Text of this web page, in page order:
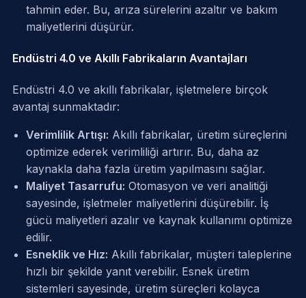
tahmin eder. Bu, arıza sürelerini azaltır ve bakım
maliyetlerini düşürür.
Endüstri 4.0 ve Akıllı Fabrikaların Avantajları
Endüstri 4.0 ve akıllı fabrikalar, işletmelere birçok
avantaj sunmaktadır:
Verimlilik Artışı: Akıllı fabrikalar, üretim süreçlerini
optimize ederek verimliliği artırır. Bu, daha az
kaynakla daha fazla üretim yapılmasını sağlar.
Maliyet Tasarrufu: Otomasyon ve veri analitiği
sayesinde, işletmeler maliyetlerini düşürebilir. İş
gücü maliyetleri azalır ve kaynak kullanımı optimize
edilir.
Esneklik ve Hız: Akıllı fabrikalar, müşteri taleplerine
hızlı bir şekilde yanıt verebilir. Esnek üretim
sistemleri sayesinde, üretim süreçleri kolayca